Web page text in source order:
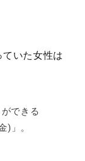
いた女性は
できる​
)」。